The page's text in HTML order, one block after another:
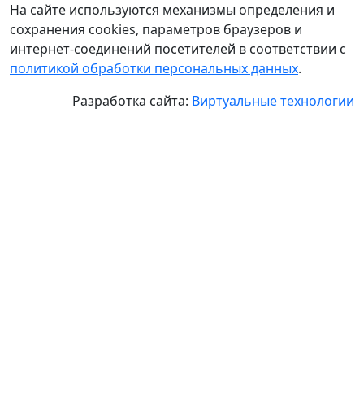
На сайте используются механизмы определения и
сохранения cookies, параметров браузеров и
интернет-соединений посетителей в соответствии с
политикой обработки персональных данных.
Разработка сайта: Виртуальные технологии